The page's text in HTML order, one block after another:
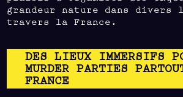
grandeur nature dans divers
travers la France.
DES LIEUX IMMERSIFS
MURDER PARTIES
FRANCE